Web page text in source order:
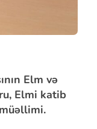
Elm və
, Elmi katib